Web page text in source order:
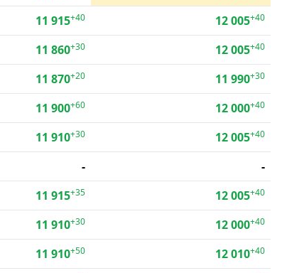
11 915+40 12 005+40
11 860+30 12 005+40
11 870+20 11 990+30
11 900+60 12 000+40
11 910+30 12 005+40
-
-
11 915+35 12 005+40
11 910+30 12 000+40
11 910+50 12 010+40